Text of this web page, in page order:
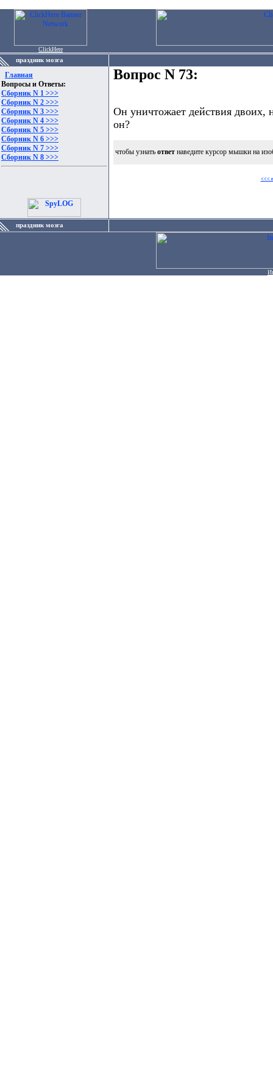
ClickHere
праздник мозга
Главная
Вопросы и Ответы:
Сборник N 1 >>>
Сборник N 2 >>>
Сборник N 3 >>>
Сборник N 4 >>>
Сборник N 5 >>>
Сборник N 6 >>>
Сборник N 7 >>>
Сборник N 8 >>>
Вопрос N 73:
Он уничтожает действия двоих,
он?
чтобы узнать ответ наведите курсор мышки на
<<<
праздник мозга